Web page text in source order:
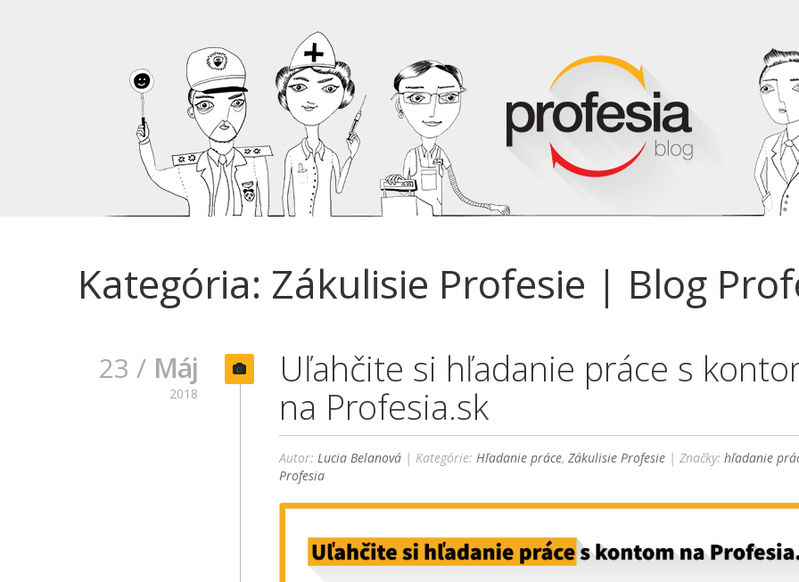
Kategória: Zákulisie Profesie | Blog
23 / Máj
2018
Uľahčite si hľadanie práce s
na Profesia.sk
Autor:Lucia Belanová | Kategórie:Hľadanie práce,Zákulisie Profesie | Značky:hľadanie
Profesia